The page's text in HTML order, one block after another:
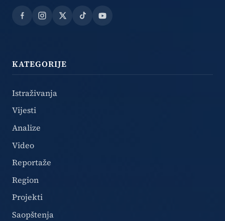
Facebook
Instagram
X TikTokYouTube
KATEGORIJE
Istraživanja
Vijesti
Analize
Video
Reportaže
Region
Projekti
Saopštenja